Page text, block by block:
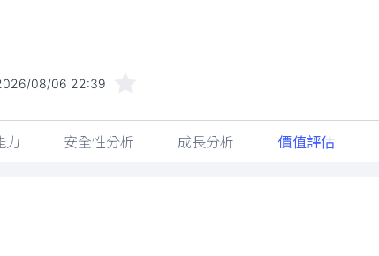
08/06 22:39
力 安全性分析 成長分析 價值評估